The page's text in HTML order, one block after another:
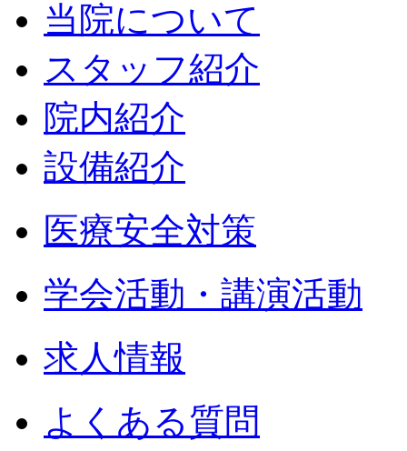
当院について
スタッフ紹介
院内紹介
設備紹介
医療安全対策
学会活動・講演活動
求人情報
よくある質問